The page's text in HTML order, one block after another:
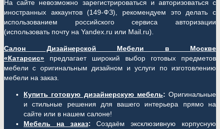
На сайте невозможно зарегистрироваться и авторизоваться с
иностранных аккаунтов (149-ФЗ), рекомендуем это делать с
использованием российского сервиса авторизации
(использовать почту на Yandex.ru или Mail.ru).
Салон Дизайнерской Мебели в Москве
«Катарсис»
предлагает широкий выбор готовых предметов
мебели с оригинальным дизайном и услуги по изготовлению
мебели на заказ.
Купить готовую дизайнерскую мебель: Оригинальные
и стильные решения для вашего интерьера прямо на
сайте или в нашем салоне!
Мебель на заказ: Создаём эксклюзивную корпусную